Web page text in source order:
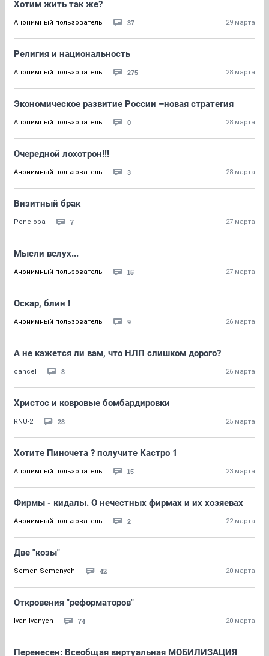
Хотим жить так же?
Анонимный пользователь 37 29 марта
Религия и национальность
Анонимный пользователь 275 28 марта
Экономическое развитие России –новая стратегия
Анонимный пользователь 0 28 марта
Очередной лохотрон!!!
Анонимный пользователь 3 28 марта
Визитный брак
Penelopa 7 27 марта
Мысли вслух...
Анонимный пользователь 15 27 марта
Оскар, блин !
Анонимный пользователь 9 26 марта
А не кажется ли вам, что НЛП слишком дорого?
cancel 8 26 марта
Христос и ковровые бомбардировки
RNU-2 28 25 марта
Хотите Пиночета ? получите Кастро 1
Анонимный пользователь 15 23 марта
Фирмы - кидалы. О нечестных фирмах и их хозяевах
Анонимный пользователь 2 22 марта
Две "козы"
Semen Semenych 42 20 марта
Откровения "реформаторов"
Ivan Ivanych 74 20 марта
Перенесен: Всеобщая виртуальная МОБИЛИЗАЦИЯ